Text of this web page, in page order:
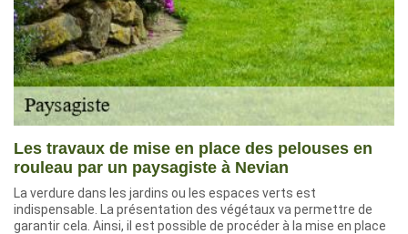
Les travaux de mise en place des pelouses en
rouleau par un paysagiste à Nevian
La verdure dans les jardins ou les espaces verts est
indispensable. La présentation des végétaux va permettre de
garantir cela. Ainsi, il est possible de procéder à la mise en place